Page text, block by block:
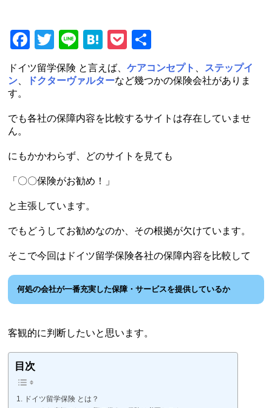
Facebook
Twitter
LineHatena
Pocket
有
ドイツ留学保険 と言えば、ケアコンセプト
ステップイ
ン
ドクターヴァルターなど幾つかの保険会社がありま
す。
でも各社の保障内容を比較するサイトは存在していませ
ん。
にもかかわらず、どのサイトを見ても
「〇〇保険がお勧め！」
と主張しています。
でもどうしてお勧めなのか、その根拠が欠けています。
そこで今回はドイツ留学保険各社の保障内容を比較して
何処の会社が一番充実した保障・サービスを提供しているか
客観的に判断したいと思います。
目次
ドイツ留学保険 とは？